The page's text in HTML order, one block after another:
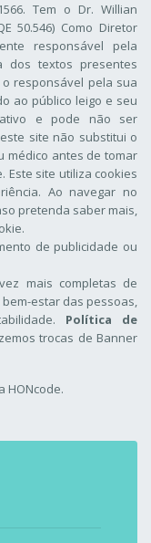
Tem o Dr. Willian
50.546) Como Diretor
responsável pela
dos textos presentes
responsável pela sua
ao público leigo e seu
e pode não ser
site não substitui o
médico antes de tomar
Este site utiliza cookies
Ao navegar no
pretenda saber mais,
.
de publicidade ou
mais completas de
estar das pessoas,
Política de
trocas de Banner
HONcode.